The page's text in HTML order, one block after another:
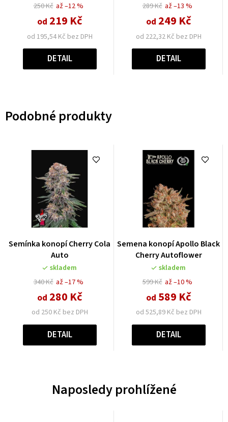
250 Kč
od 195,54 Kč bez DPH
od 219 Kč
až –12 %
DETAIL
289 Kč
od 222,32 Kč bez DPH
od 249 Kč
až –13 %
DETAIL
Podobné produkty
Semínka konopí Cherry Cola
Auto
skladem
340 Kč
od 250 Kč bez DPH
od 280 Kč
až –17 %
DETAIL
Semena konopí Apollo Black
Cherry Autoflower
skladem
599 Kč
od 525,89 Kč bez DPH
od 589 Kč
až –10 %
DETAIL
Naposledy prohlížené